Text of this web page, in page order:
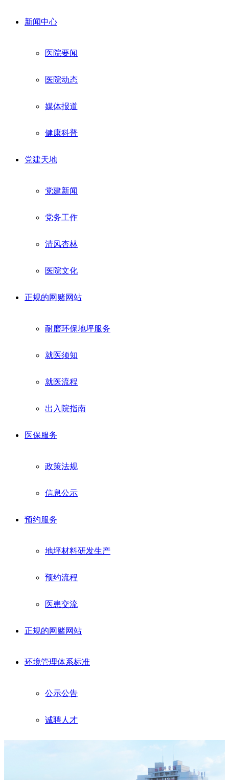
新闻中心
医院要闻
医院动态
媒体报道
健康科普
党建天地
党建新闻
党务工作
清风杏林
医院文化
正规的网赌网站
耐磨环保地坪服务
就医须知
就医流程
出入院指南
医保服务
政策法规
信息公示
预约服务
地坪材料研发生产
预约流程
医患交流
正规的网赌网站
环境管理体系标准
公示公告
诚聘人才